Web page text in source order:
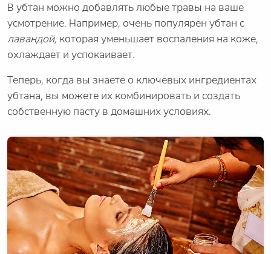
В убтан можно добавлять любые травы на ваше
усмотрение. Например, очень популярен убтан с
лавандой, которая уменьшает воспаления на коже,
охлаждает и успокаивает.
Теперь, когда вы знаете о ключевых ингредиентах
убтана, вы можете их комбинировать и создать
собственную пасту в домашних условиях.